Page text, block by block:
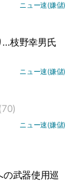
ニュー速(嫌儲)
…枝野幸男氏
ニュー速(嫌儲)
ニュー速(嫌儲)
の武器使用巡